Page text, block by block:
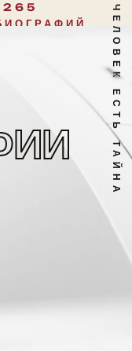
ЧЕЛОВЕК ЕСТЬ ТАЙНА